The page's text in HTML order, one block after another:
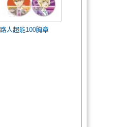
路人超能100胸章